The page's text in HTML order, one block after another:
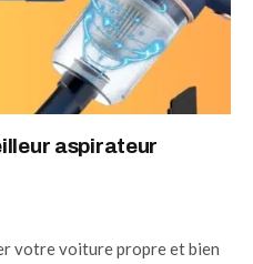
aspirateur
votre voiture propre et bien